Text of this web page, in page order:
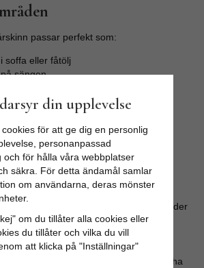
passar perfekt som:
soffa eller fåtölj
sängen
matta
och kräver sällan tvätt.
i tvättmaskin
– vädra skinnet under tak i fuktigt väder
regelbundet
försiktigt med lätt fuktad trasa
– låt det torka långsamt och stretcha
din upplevelse
för att ge dig en personlig
personanpassad
och för hålla våra webbplatser
säkra. För detta ändamål samlar
om användarna, deras mönster
om du tillåter alla cookies eller
du tillåter och vilka du vill
att klicka på "Inställningar"